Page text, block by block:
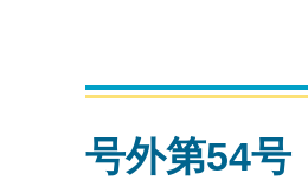
号外第54号